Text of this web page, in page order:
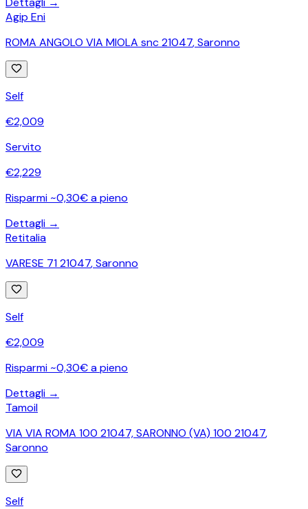
Agip Eni
ROMA ANGOLO VIA MIOLA snc 21047,Saronno
Self
€2,009
Servito
€2,229
Risparmi ~0,30€ a pieno
Dettagli →
Retitalia
VARESE 71 21047,Saronno
Self
€2,009
Risparmi ~0,30€ a pieno
Dettagli →
Tamoil
VIA VIA ROMA 100 21047, SARONNO (VA) 100 21047,
Saronno
Self